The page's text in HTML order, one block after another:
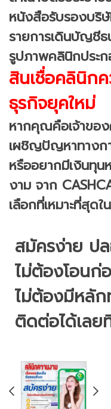
หนังสือรับรองบริ
รายการเดินบัญชี
รูปภาพคลินิกประ
สินเชื่อคลินิก
ธุรกิจยุคใหม่
หากคุณคือเจ้าขอ
เผชิญปัญหาทางก
หรืออยากมีเงินทุน
งาม จาก
เลือกที่เหมาะที่สุด
สมัครง่าย ป
ไม่ต้องโอนก่
ไม่ต้องมีหลั
ติดต่อได้เล